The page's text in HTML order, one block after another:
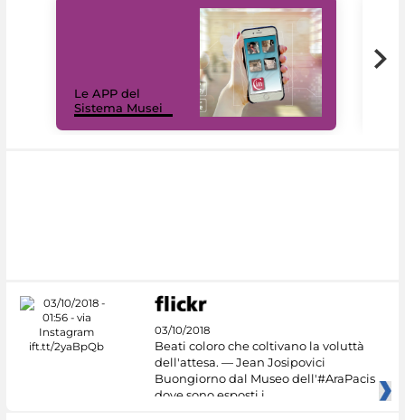
Le APP del
Sistema Musei
03/10/2018
Beati coloro che coltivano la voluttà
dell'attesa. — Jean Josipovici
Buongiorno dal Museo dell'#AraPacis
dove sono esposti i